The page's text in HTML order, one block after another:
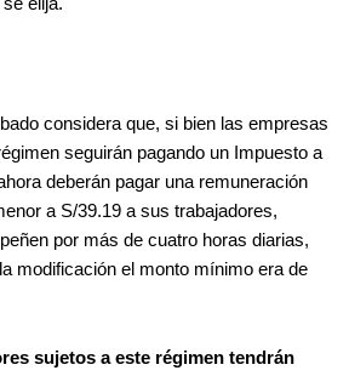
considera que, si bien las empresas
seguirán pagando un Impuesto a
deberán pagar una remuneración
a S/39.19 a sus trabajadores,
por más de cuatro horas diarias,
modificación el monto mínimo era de
sujetos a este régimen tendrán